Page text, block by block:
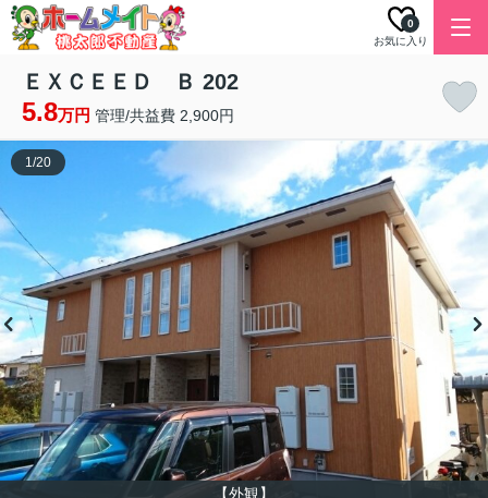
お気に入り
0
ＥＸＣＥＥＤ Ｂ 202
5.8万円 管理/共益費 2,900円
【外観】
1/20